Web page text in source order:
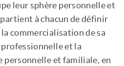
leur sphère personnelle et
à chacun de définir
commercialisation de sa
et la
personnelle et familiale, en